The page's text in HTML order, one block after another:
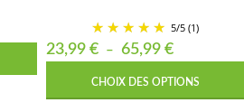
5/5 (1)
23,99 € – 65,99 €
CHOIX DES OPTIONS